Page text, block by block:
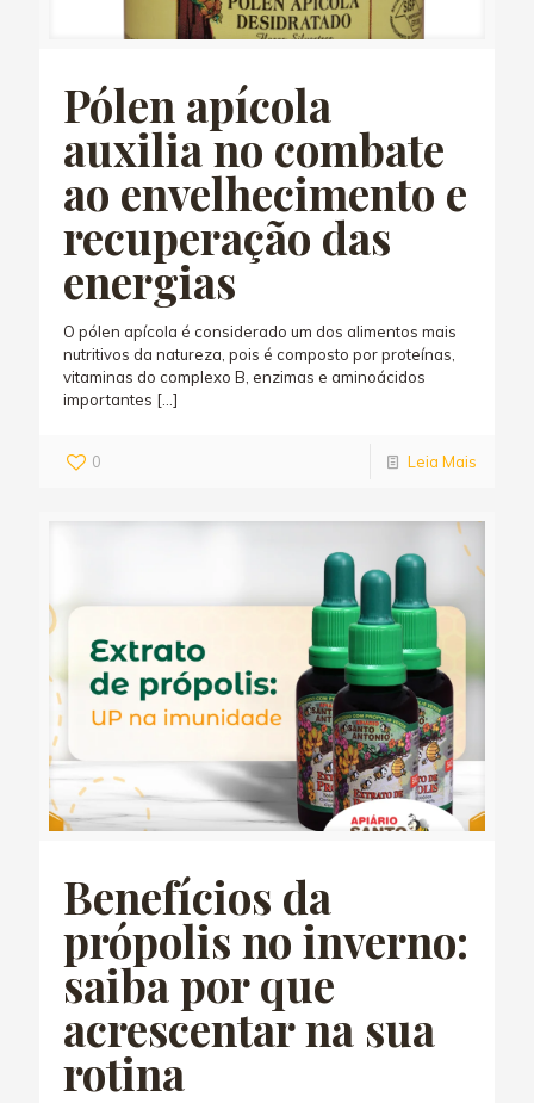
Pólen apícola
auxilia no combate
ao envelhecimento e
recuperação das
energias
O pólen apícola é considerado um dos alimentos mais
nutritivos da natureza, pois é composto por proteínas,
vitaminas do complexo B, enzimas e aminoácidos
importantes […]
0 Leia Mais
Benefícios da
própolis no inverno:
saiba por que
acrescentar na sua
rotina